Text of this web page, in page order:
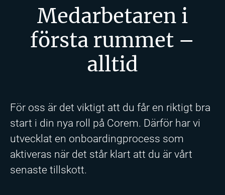
Medarbetaren i
första rummet –
alltid
För oss är det viktigt att du får en riktigt bra
start i din nya roll på Corem. Därför har vi
utvecklat en onboardingprocess som
aktiveras när det står klart att du är vårt
senaste tillskott.